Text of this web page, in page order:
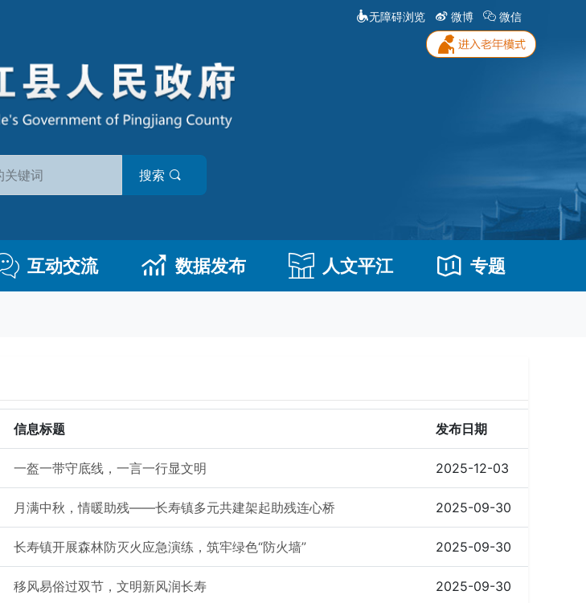
无障碍浏览 微博 微信
搜索
互动交流 数据发布 人文平江 专题
信息标题 发布日期
一盔一带守底线，一言一行显文明 2025-12-03
月满中秋，情暖助残——长寿镇多元共建架起助残连心桥 2025-09-30
长寿镇开展森林防灭火应急演练，筑牢绿色“防火墙” 2025-09-30
移风易俗过双节，文明新风润长寿 2025-09-30